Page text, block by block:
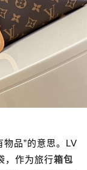
品”的意思。LV
，作为旅行箱包